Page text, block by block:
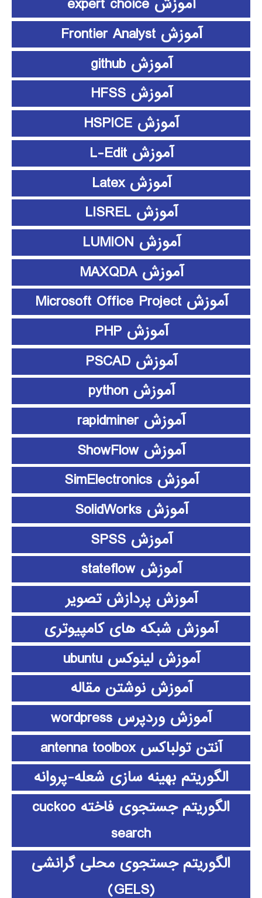
آموزش Frontier Analyst
آموزش github
آموزش HFSS
آموزش HSPICE
آموزش L-Edit
آموزش Latex
آموزش LISREL
آموزش LUMION
آموزش MAXQDA
آموزش Microsoft Office Project
آموزش PHP
آموزش PSCAD
آموزش python
آموزش rapidminer
آموزش ShowFlow
آموزش SimElectronics
آموزش SolidWorks
آموزش SPSS
آموزش stateflow
آموزش پردازش تصویر
آموزش شبکه های کامپیوتری
آموزش لینوکس ubuntu
آموزش نوشتن مقاله
آموزش وردپرس wordpress
آنتن تولباکس antenna toolbox
الگوریتم بهینه سازی شعله-پروانه
الگوریتم جستجوی فاخته cuckoo
search
الگوریتم جستجوی محلی گرانشی
(GELS)